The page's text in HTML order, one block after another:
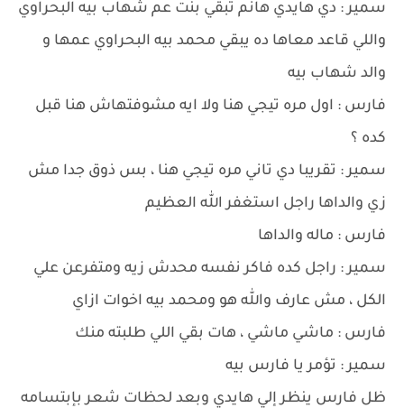
سمير : دي هايدي هانم تبقي بنت عم شهاب بيه البحراوي
واللي قاعد معاها ده يبقي محمد بيه البحراوي عمها و
والد شهاب بيه
فارس : اول مره تيجي هنا ولا ايه مشوفتهاش هنا قبل
كده ؟
سمير : تقريبا دي تاني مره تيجي هنا ، بس ذوق جدا مش
زي والداها راجل استغفر الله العظيم
فارس : ماله والداها
سمير : راجل كده فاكر نفسه محدش زيه ومتفرعن علي
الكل ، مش عارف والله هو ومحمد بيه اخوات ازاي
فارس : ماشي ماشي ، هات بقي اللي طلبته منك
سمير : تؤمر يا فارس بيه
ظل فارس ينظر إلي هايدي وبعد لحظات شعر بإبتسامه